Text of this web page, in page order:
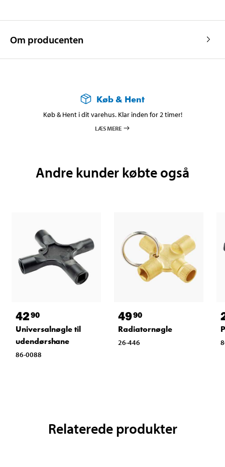
Om producenten
Køb & Hent
Køb & Hent i dit varehus. Klar inden for 2 timer!
LÆS MERE
Andre kunder købte også
4290
Universalnøgle til
udendørshane
86-0088
4990
Radiatornøgle
26-446
Relaterede produkter